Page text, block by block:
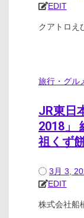
EDIT
クアトロえ
旅行・グル
JR東日
2018」
祖くず
3月 3,
EDIT
株式会社船